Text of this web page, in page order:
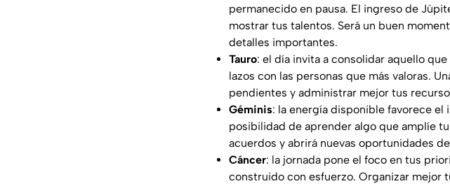
permanecido en pausa. El ingreso de
mostrar tus talentos. Será un buen
detalles importantes.
Tauro: el día invita a consolidar aquello
lazos con las personas que más valoras.
pendientes y administrar mejor tus
Géminis: la energía disponible favorece
posibilidad de aprender algo que amplíe
acuerdos y abrirá nuevas oportunidades
Cáncer: la jornada pone el foco en tus
construido con esfuerzo. Organizar mejor